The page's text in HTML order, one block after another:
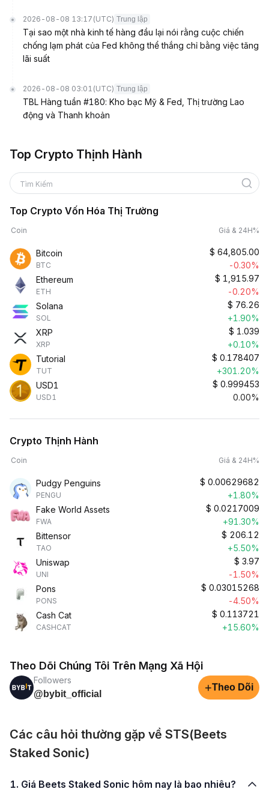
2026-08-08 13:17 (UTC) Trung lập
Tại sao một nhà kinh tế hàng đầu lại nói rằng cuộc chiến
chống lạm phát của Fed không thể thắng chỉ bằng việc tăng
lãi suất
2026-08-08 03:01 (UTC) Trung lập
TBL Hàng tuần #180: Kho bạc Mỹ & Fed, Thị trường Lao
động và Thanh khoản
Top Crypto Thịnh Hành
Tìm Kiếm
Top Crypto Vốn Hóa Thị Trường
Coin Giá & 24H%
Bitcoin
BTC
$ 64,805.00
-0.30%
Ethereum
ETH
$ 1,915.97
-0.20%
Solana
SOL
$ 76.26
+1.90%
XRP
XRP
$ 1.039
+0.10%
Tutorial
TUT
$ 0.178407
+301.20%
USD1
USD1
$ 0.999453
0.00%
Crypto Thịnh Hành
Coin Giá & 24H%
Pudgy Penguins
PENGU
$ 0.00629682
+1.80%
Fake World Assets
FWA
$ 0.0217009
+91.30%
Bittensor
TAO
$ 206.12
+5.50%
Uniswap
UNI
$ 3.97
-1.50%
Pons
PONS
$ 0.03015268
-4.50%
Cash Cat
CASHCAT
$ 0.113721
+15.60%
Theo Dõi Chúng Tôi Trên Mạng Xã Hội
Followers
@bybit_official
+Theo Dõi
Các câu hỏi thường gặp về STS(Beets
Staked Sonic)
1. Giá Beets Staked Sonic hôm nay là bao nhiêu?